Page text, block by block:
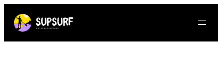
содержимому